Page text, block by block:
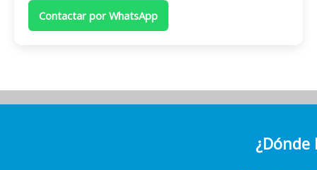
Contactar por WhatsApp
¿Dónde